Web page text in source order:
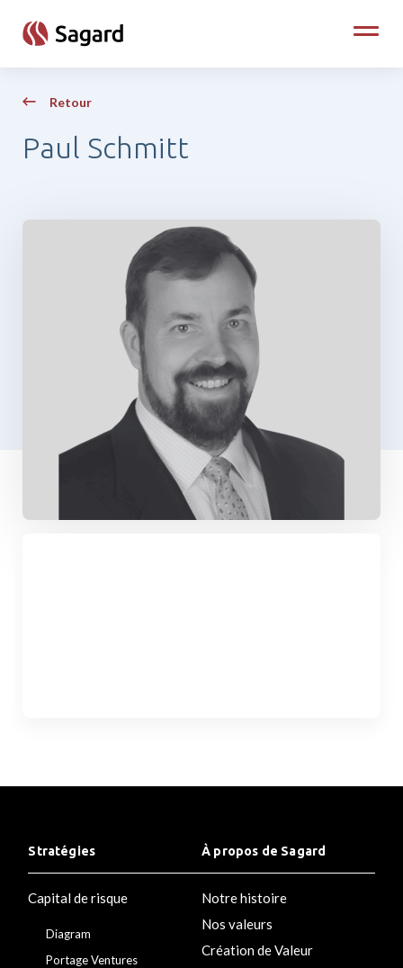
Toggle
Retour
Paul Schmitt
Stratégies
Capital de risque
Diagram
Portage Ventures
À propos de Sagard
Notre histoire
Nos valeurs
Création de Valeur